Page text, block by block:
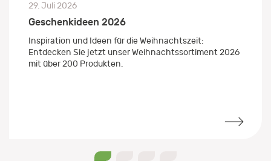
29. Juli 2026
Geschenkideen 2026
Inspiration und Ideen für die Weihnachtszeit:
Entdecken Sie jetzt unser Weihnachtssortiment 2026
mit über 200 Produkten.